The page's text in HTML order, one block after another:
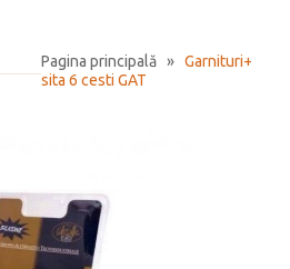
Pagina principală » Garnituri+
sita 6 cesti GAT